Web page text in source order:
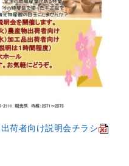
荷者向け説明会チラシ